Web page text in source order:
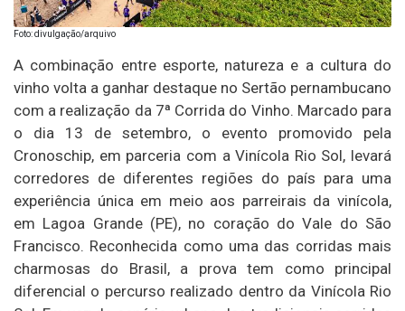
Foto: divulgação/arquivo
A combinação entre esporte, natureza e a cultura do
vinho volta a ganhar destaque no Sertão pernambucano
com a realização da 7ª Corrida do Vinho. Marcado para
o dia 13 de setembro, o evento promovido pela
Cronoschip, em parceria com a Vinícola Rio Sol, levará
corredores de diferentes regiões do país para uma
experiência única em meio aos parreirais da vinícola,
em Lagoa Grande (PE), no coração do Vale do São
Francisco. Reconhecida como uma das corridas mais
charmosas do Brasil, a prova tem como principal
diferencial o percurso realizado dentro da Vinícola Rio